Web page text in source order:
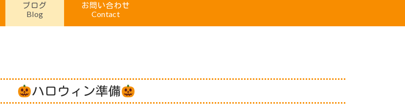
ブログ
Blog
お問い合わせ
Contact
ハロウィン準備